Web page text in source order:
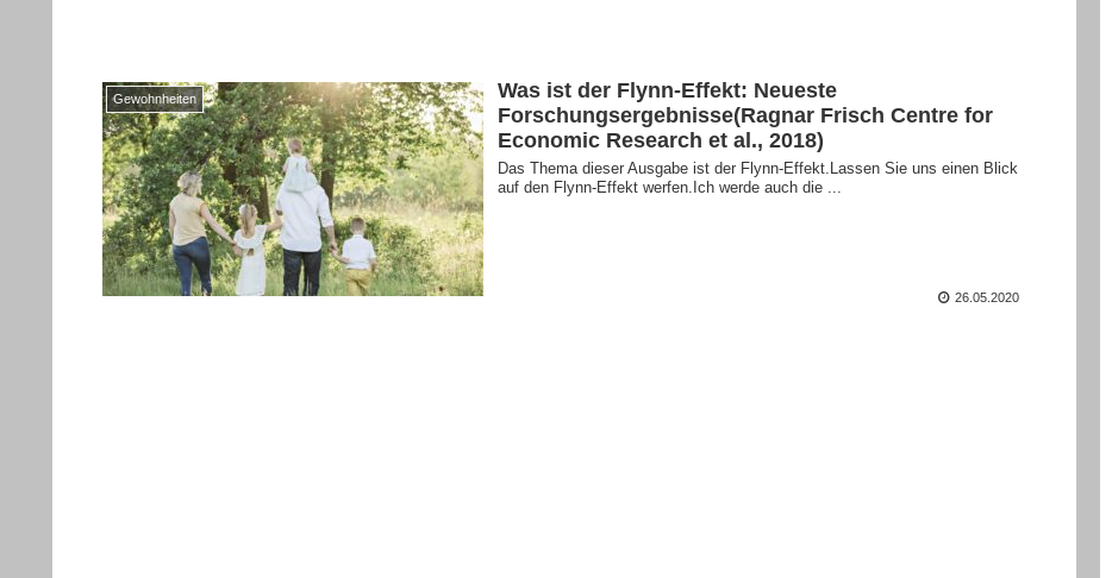
Gewohnheiten
Was ist der Flynn-Effekt: Neueste
Forschungsergebnisse(Ragnar Frisch Centre for
Economic Research et al., 2018)
Das Thema dieser Ausgabe ist der Flynn-Effekt.Lassen Sie uns einen Blick
auf den Flynn-Effekt werfen.Ich werde auch die ...
26.05.2020